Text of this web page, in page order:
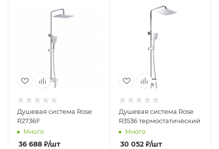
Душевая система Rose
R2736F
Много
36 688 ₽/шт
Душевая система Rose
R3536 термостатический
Много
30 052₽/шт